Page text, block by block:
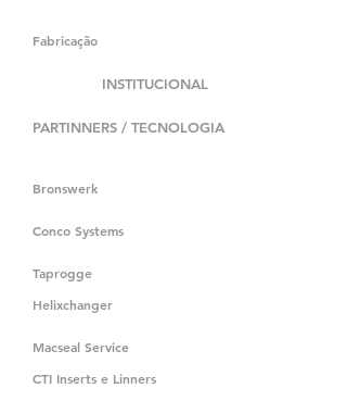
CTI Inserts e Linners
Macseal Service
Helixchanger
Taprogge
Conco Systems
Bronswerk
PARTINNERS / TECNOLOGIA
INSTITUCIONAL
Fabricação